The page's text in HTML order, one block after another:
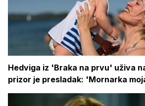
Hedviga iz 'Braka na prvu' uživa
prizor je presladak: 'Mornarka